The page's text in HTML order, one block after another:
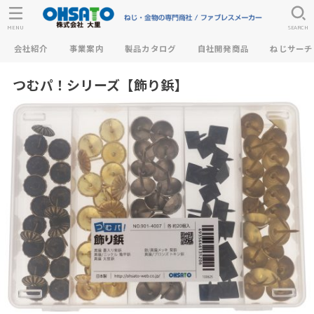
会社紹介 事業案内 製品カタログ 自社開発商品 ねじサーチ
SEARCH
MENU
つむパ！シリーズ【飾り鋲】